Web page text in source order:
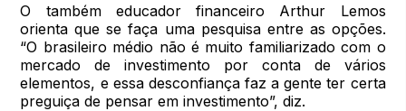
O também educador financeiro Arthur Lemos
orienta que se faça uma pesquisa entre as opções.
“O brasileiro médio não é muito familiarizado com o
mercado de investimento por conta de vários
elementos, e essa desconfiança faz a gente ter certa
preguiça de pensar em investimento”, diz.